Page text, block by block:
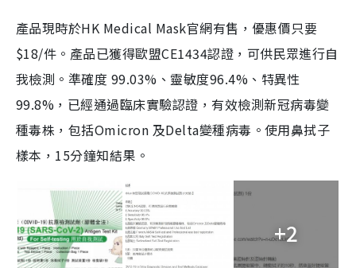
產品現時於HK Medical Mask官網有售，優惠價只要
$18/件。產品已獲得歐盟CE1434認證，可供民眾進行自
我檢測。準確度 99.03%、靈敏度96.4%、特異性
99.8%，已經通過臨床實驗認證，有效檢測新冠病毒變
種毒株，包括Omicron 及Delta變種病毒。使用鼻拭子
樣本，15分鐘知結果。
+2